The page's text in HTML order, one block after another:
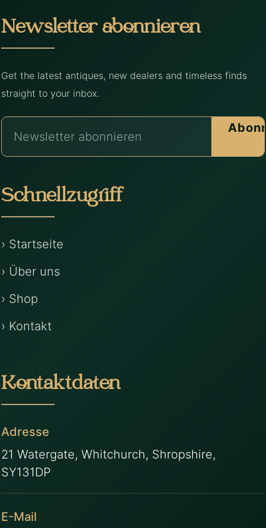
Newsletter abonnieren
Get the latest antiques, new dealers and timeless finds
straight to your inbox.
Schnellzugriff
› Startseite
› Über uns
› Shop
› Kontakt
Kontaktdaten
Adresse
21 Watergate, Whitchurch, Shropshire,
SY131DP
E-Mail